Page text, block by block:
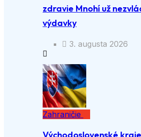
zdravie Mnohí už
výdavky
3. augusta 2026
Zahraničie